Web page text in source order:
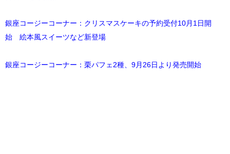
銀座コージーコーナー：クリスマスケーキの予約受付10月1日開
始 絵本風スイーツなど新登場
銀座コージーコーナー：栗パフェ2種、9月26日より発売開始